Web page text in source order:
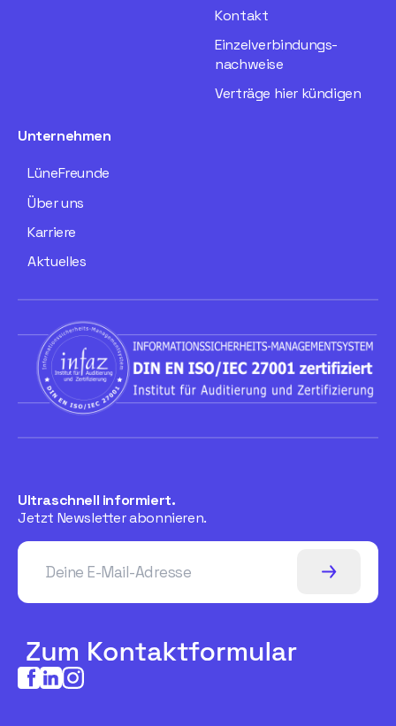
Kontakt
Einzelverbindungs­
nachweise
Verträge hier kündigen
Unternehmen
LüneFreunde
Über uns
Karriere
Aktuelles
Ultraschnell informiert.
Jetzt Newsletter abonnieren.
Deine E-Mail-Adresse